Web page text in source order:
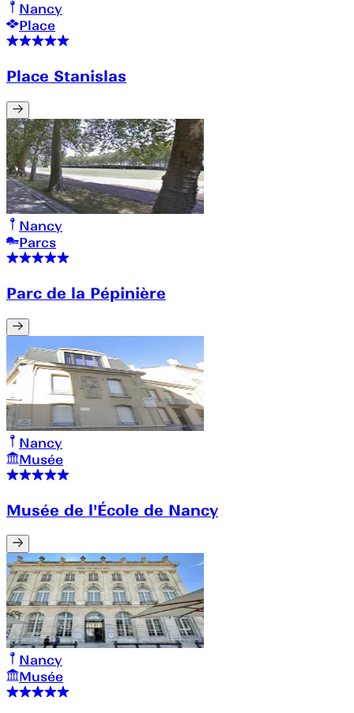
Nancy
Place
Place Stanislas
Nancy
Parcs
Parc de la Pépinière
Nancy
Musée
Musée de l'École de Nancy
Nancy
Musée